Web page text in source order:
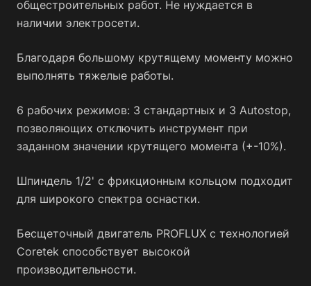
инструмента
производительность: выше мощность, дольше время
работы, компактнее размеры
общестроительных работ. Не нуждается в
наличии электросети.
Благодаря большому крутящему моменту можно
выполнять тяжелые работы.
6 рабочих режимов: 3 стандартных и 3 Autostop,
позволяющих отключить инструмент при
заданном значении крутящего момента (+-10%).
Шпиндель 1/2' с фрикционным кольцом подходит
для широкого спектра оснастки.
Бесщеточный двигатель PROFLUX с технологией
Coretek способствует высокой
производительности.